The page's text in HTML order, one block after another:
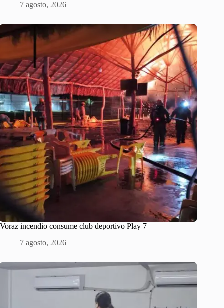
7 agosto, 2026
Voraz incendio consume club deportivo Play 7
7 agosto, 2026